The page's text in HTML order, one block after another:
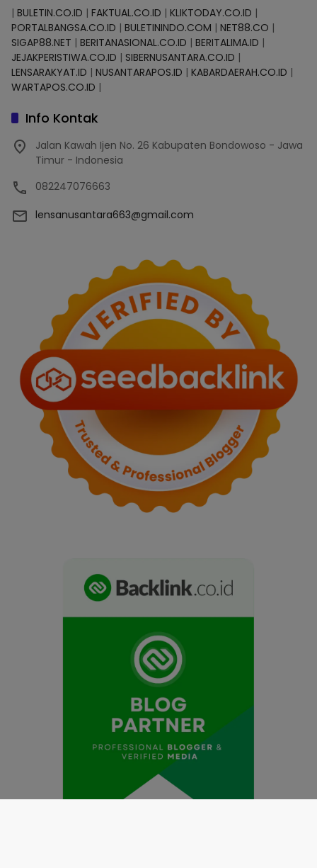
| BULETIN.CO.ID | FAKTUAL.CO.ID | KLIKTODAY.CO.ID |
PORTALBANGSA.CO.ID | BULETININDO.COM | NET88.CO |
SIGAP88.NET | BERITANASIONAL.CO.ID | BERITALIMA.ID |
JEJAKPERISTIWA.CO.ID | SIBERNUSANTARA.CO.ID |
LENSARAKYAT.ID | NUSANTARAPOS.ID | KABARDAERAH.CO.ID |
WARTAPOS.CO.ID |
Info Kontak
Jalan Kawah Ijen No. 26 Kabupaten Bondowoso - Jawa
Timur - Indonesia
082247076663
lensanusantara663@gmail.com